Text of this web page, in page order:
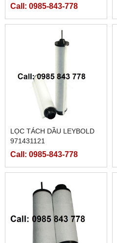
Call: 0985-843-778
LỌC TÁCH DẦU LEYBOLD
971431121
Call: 0985-843-778